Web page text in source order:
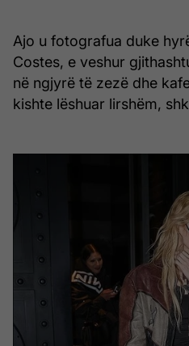
Ajo u fotografua duke
Costes, e veshur
në ngjyrë të zezë dhe
kishte lëshuar lirshëm,